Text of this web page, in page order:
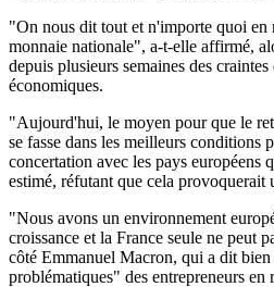
"On nous dit tout et n'importe quoi en
monnaie nationale", a-t-elle affirmé,
depuis plusieurs semaines des
économiques.
"Aujourd'hui, le moyen pour que le
se fasse dans les meilleurs conditions
concertation avec les pays européens
estimé, réfutant que cela provoquerait
"Nous avons un environnement
croissance et la France seule ne peut
côté Emmanuel Macron, qui a dit
problématiques" des entrepreneurs en